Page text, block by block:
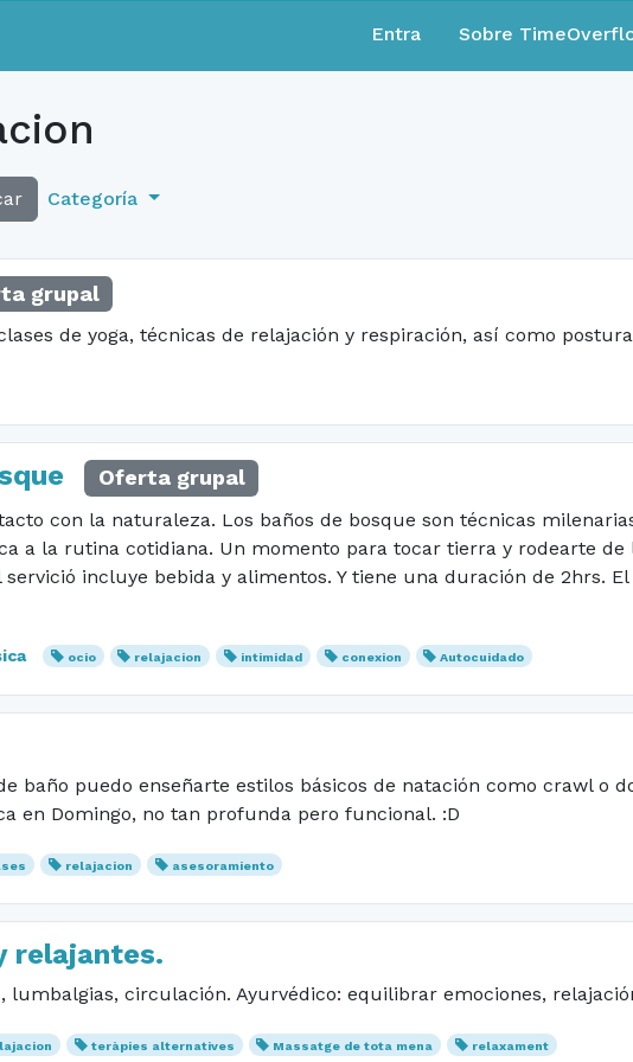
Entra Sobre
Categoría
grupal
de yoga, técnicas de relajación y respiración, así como
Oferta grupal
con la naturaleza. Los baños de bosque son técnicas
a la rutina cotidiana. Un momento para tocar tierra y rodearte de
incluye bebida y alimentos. Y tiene una duración de 2hrs.
ocio relajacion intimidad conexion Autocuidado
baño puedo enseñarte estilos básicos de natación como crawl o
en Domingo, no tan profunda pero funcional. :D
relajacion asesoramiento
relajantes.
lumbalgias, circulación. Ayurvédico: equilibrar emociones,
teràpies alternatives Massatge de tota mena relaxament